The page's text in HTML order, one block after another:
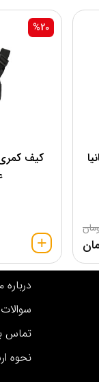
کیف کمری
%20
درباره
تماس
نحوه